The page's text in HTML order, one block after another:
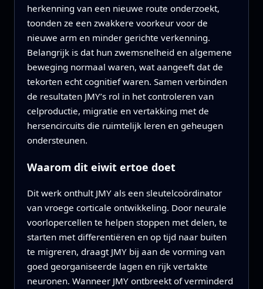
herkenning van een nieuwe route onderzoekt,
toonden ze een zwakkere voorkeur voor de
nieuwe arm en minder gerichte verkenning.
Belangrijk is dat hun zwemsnelheid en algemene
beweging normaal waren, wat aangeeft dat de
tekorten echt cognitief waren. Samen verbinden
de resultaten JMY’s rol in het controleren van
celproductie, migratie en vertakking met de
hersencircuits die ruimtelijk leren en geheugen
ondersteunen.
Waarom dit eiwit ertoe doet
Dit werk onthult JMY als een sleutelcoördinator
van vroege corticale ontwikkeling. Door neurale
voorlopercellen te helpen stoppen met delen, te
starten met differentiëren en op tijd naar buiten
te migreren, draagt JMY bij aan de vorming van
goed georganiseerde lagen en rijk vertakte
neuronen. Wanneer JMY ontbreekt of verminderd